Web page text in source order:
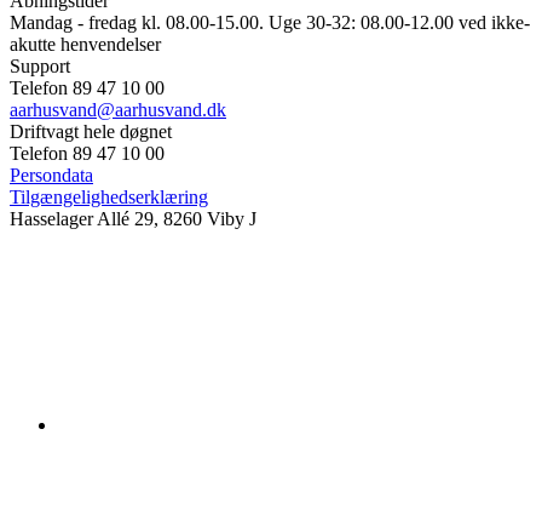
Mandag - fredag kl. 08.00-15.00. Uge 30-32: 08.00-12.00 ved ikke-
akutte henvendelser
Support
Telefon 89 47 10 00
aarhusvand@aarhusvand.dk
Driftvagt hele døgnet
Telefon 89 47 10 00
Persondata
Tilgængelighedserklæring
Hasselager Allé 29, 8260 Viby J